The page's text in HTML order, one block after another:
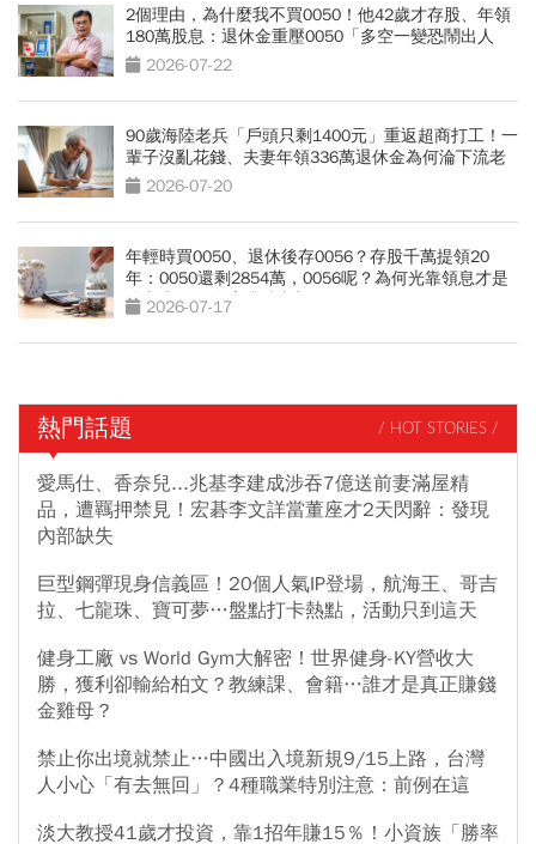
2個理由，為什麼我不買0050！他42歲才存股、年領
180萬股息：退休金重壓0050「多空一變恐鬧出人
命」2026-07-22
90歲海陸老兵「戶頭只剩1400元」重返超商打工！一
輩子沒亂花錢、夫妻年領336萬退休金為何淪下流老
人？2026-07-20
年輕時買0050、退休後存0056？存股千萬提領20
年：0050還剩2854萬，0056呢？為何光靠領息才是
吃老本…現金流殘酷真相
2026-07-17
熱門話題 / HOT STORIES /
愛馬仕、香奈兒...兆基李建成涉吞7億送前妻滿屋精
品，遭羈押禁見！宏碁李文詳當董座才2天閃辭：發現
內部缺失
巨型鋼彈現身信義區！20個人氣IP登場，航海王、哥吉
拉、七龍珠、寶可夢…盤點打卡熱點，活動只到這天
健身工廠 vs World Gym大解密！世界健身-KY營收大
勝，獲利卻輸給柏文？教練課、會籍…誰才是真正賺錢
金雞母？
禁止你出境就禁止…中國出入境新規9/15上路，台灣
人小心「有去無回」？4種職業特別注意：前例在這
淡大教授41歲才投資，靠1招年賺15％！小資族「勝率